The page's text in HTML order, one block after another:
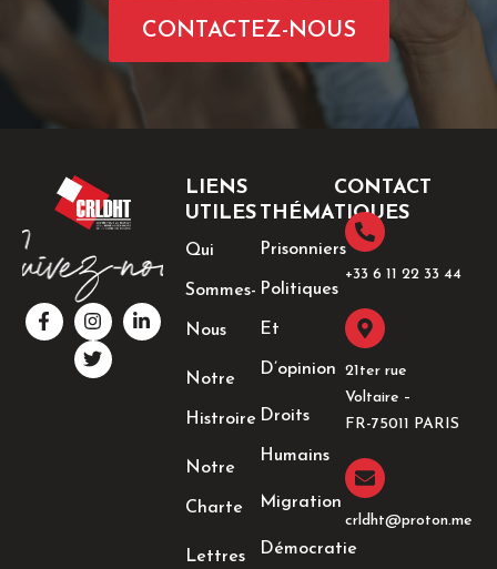
CONTACTEZ-NOUS
F
a
c
I
n
s
t
a
L
i
n
T
w
i
t
t
LIENS
UTILES
Qui
Sommes-
Nous
Notre
Histroire
Notre
Charte
Lettres
THÉMATIQUES
Prisonniers
Politiques
Et
D’opinion
Droits
Humains
Migration
Démocratie
CONTACT
+33 6 11 22 33 44​
21ter rue
Voltaire –
FR-75011 PARIS
crldht@proton.me